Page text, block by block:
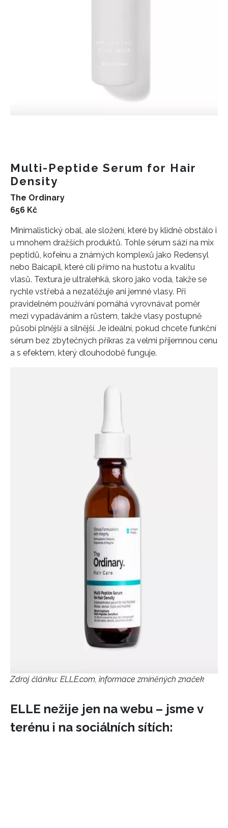
NEWSLETTER
Přihlášením k newsletteru souhlasíte s
podmínkami společnosti BurdaMedia Extra s.r.o.
potvrzujete, že jste se seznámili se
- BurdaMedia Extra s.r.o. bude s
Vašimi údaji pracovat zejména k organizaci a
vyhodnocení akce a zasílání novinek.
Chcete navíc dostávat i další zajímavé a exkluzivní
informace od našich partnerů? Pokud souhlasíte se
zpracováním údajů k tomuto účelu podle
Multi-Peptide Serum for Hair
Density
The Ordinary
656 Kč
Minimalistický obal, ale složení, které by klidně obstálo i
u mnohem dražších produktů. Tohle sérum sází na mix
peptidů, kofeinu a známých komplexů jako Redensyl
nebo Baicapil, které cílí přímo na hustotu a kvalitu
vlasů. Textura je ultralehká, skoro jako voda, takže se
rychle vstřebá a nezatěžuje ani jemné vlasy. Při
pravidelném používání pomáhá vyrovnávat poměr
mezi vypadáváním a růstem, takže vlasy postupně
působí plnější a silnější. Je ideální, pokud chcete funkční
sérum bez zbytečných příkras za velmi příjemnou cenu
a s efektem, který dlouhodobě funguje.
Zdroj článku: ELLE.com, informace zmíněných značek
ELLE nežije jen na webu – jsme v
terénu i na sociálních sítích: